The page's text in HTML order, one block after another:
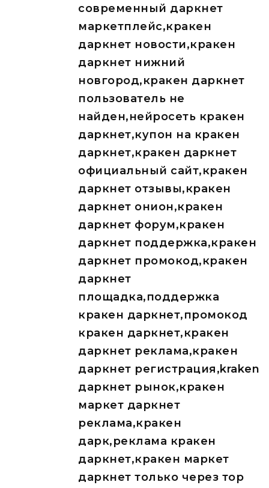
современный даркнет
маркетплейс,кракен
даркнет новости,кракен
даркнет нижний
новгород,кракен даркнет
пользователь не
найден,нейросеть кракен
даркнет,купон на кракен
даркнет,кракен даркнет
официальный сайт,кракен
даркнет отзывы,кракен
даркнет онион,кракен
даркнет форум,кракен
даркнет поддержка,кракен
даркнет промокод,кракен
даркнет
площадка,поддержка
кракен даркнет,промокод
кракен даркнет,кракен
даркнет реклама,кракен
даркнет регистрация,kraken
даркнет рынок,кракен
маркет даркнет
реклама,кракен
дарк,реклама кракен
даркнет,кракен маркет
даркнет только через тор